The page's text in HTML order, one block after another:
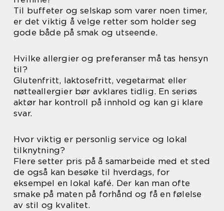
Til buffeter og selskap som varer noen timer,
er det viktig å velge retter som holder seg
gode både på smak og utseende.
Hvilke allergier og preferanser må tas hensyn
til?
Glutenfritt, laktosefritt, vegetarmat eller
nøtteallergier bør avklares tidlig. En seriøs
aktør har kontroll på innhold og kan gi klare
svar.
Hvor viktig er personlig service og lokal
tilknytning?
Flere setter pris på å samarbeide med et sted
de også kan besøke til hverdags, for
eksempel en lokal kafé. Der kan man ofte
smake på maten på forhånd og få en følelse
av stil og kvalitet.